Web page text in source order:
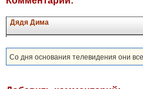
Дядя Дима
Со дня основания телевидения они